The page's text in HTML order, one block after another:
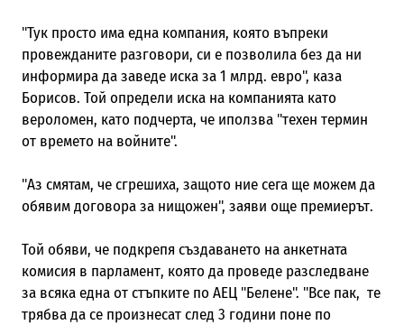
"Тук просто има една компания, която въпреки
провежданите разговори, си е позволила без да ни
информира да заведе иска за 1 млрд. евро", каза
Борисов. Той определи иска на компанията като
вероломен, като подчерта, че иползва "техен термин
от времето на войните".
"Аз смятам, че сгрешиха, защото ние сега ще можем да
обявим договора за нищожен", заяви още премиерът.
Той обяви, че подкрепя създаването на анкетната
комисия в парламент, която да проведе разследване
за всяка една от стъпките по АЕЦ "Белене". "Все пак, те
трябва да се произнесат след 3 години поне по